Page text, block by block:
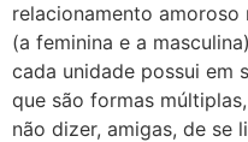
relacionamento amoroso
(a feminina e a
cada unidade possui em
que são formas
não dizer, amigas, de se